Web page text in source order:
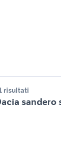
risultati
sandero